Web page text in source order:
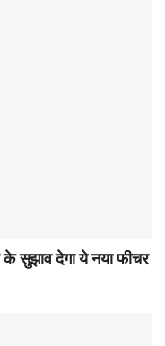
सुझाव देगा ये नया फीचर